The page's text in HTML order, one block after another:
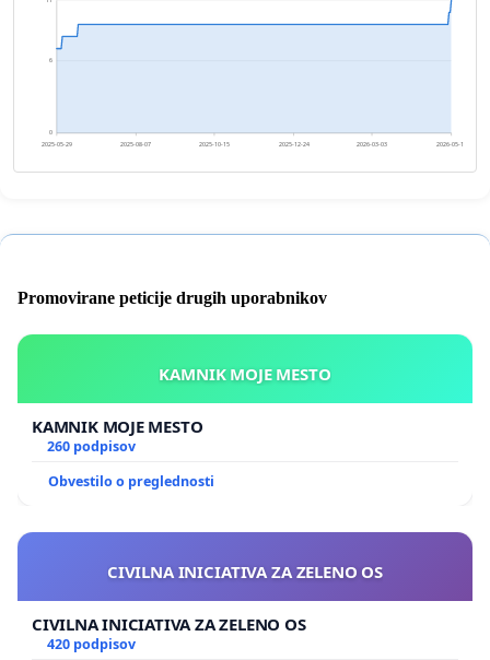
0
6
2025-05-29 2025-08-07 2025-10-15 2025-12-24 2026-03-03 2026-05-12
Promovirane peticije drugih uporabnikov
KAMNIK MOJE MESTO
KAMNIK MOJE MESTO
260 podpisov
Obvestilo o preglednosti
CIVILNA INICIATIVA ZA ZELENO OS
CIVILNA INICIATIVA ZA ZELENO OS
420 podpisov